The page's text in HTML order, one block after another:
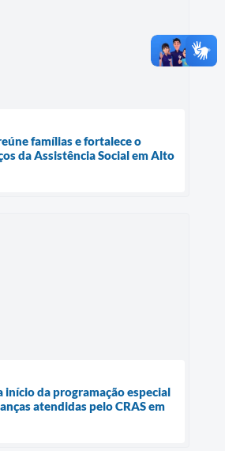
famílias e fortalece o
da Assistência Social em Alto
início da programação especial
atendidas pelo CRAS em